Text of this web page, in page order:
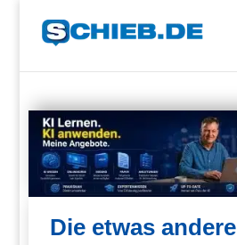
Die etwas andere